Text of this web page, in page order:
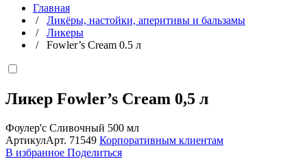
Главная
/ Ликёры, настойки, аперитивы и бальзамы
/ Ликеры
/ Fowler’s Cream 0.5 л
Ликер Fowler’s Cream 0,5 л
Фоулер'с Сливочный 500 мл
АртикулАрт. 71549 Корпоративным клиентам
В избранное Поделиться